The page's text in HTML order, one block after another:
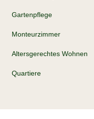
Gartenpflege
Monteurzimmer
Altersgerechtes Wohnen
Quartiere